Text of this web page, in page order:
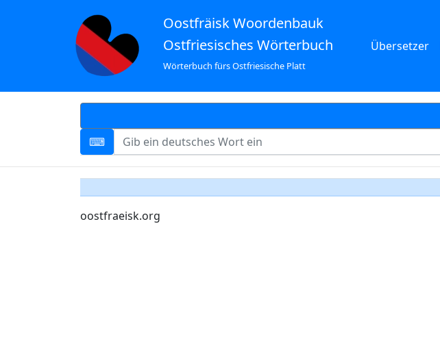
Oostfräisk Woordenbauk
Ostfriesisches Wörterbuch
Wörterbuch fürs Ostfriesische Platt
Übersetzer
oostfraeisk.org